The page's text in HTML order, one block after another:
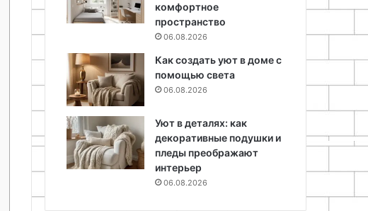
комфортное
пространство
06.08.2026
Как создать уют в доме с
помощью света
06.08.2026
Уют в деталях: как
декоративные подушки и
пледы преображают
интерьер
06.08.2026